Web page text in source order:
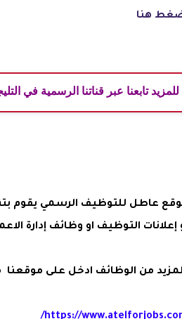
هنا
للمزيد تابعنا عبر قناتنا الرسمية في
عاطل للتوظيف الرسمي يقوم
إعلانات التوظيف او وظائف إدارة
من الوظائف ادخل على موقعنا